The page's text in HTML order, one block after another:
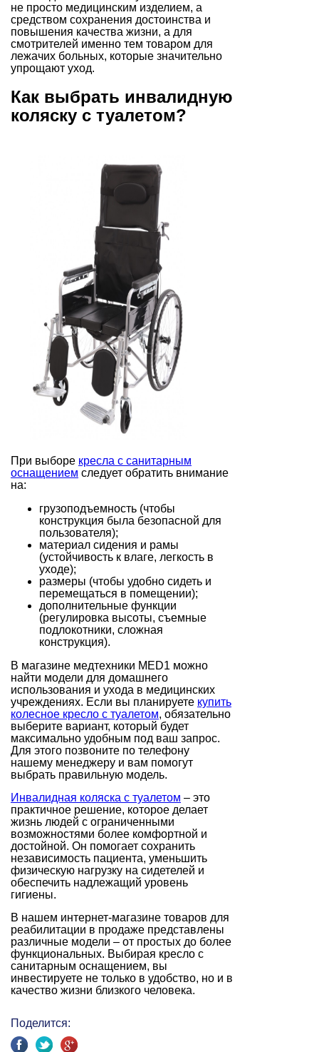
не просто медицинским изделием, а
средством сохранения достоинства и
повышения качества жизни, а для
смотрителей именно тем товаром для
лежачих больных, которые значительно
упрощают уход.
Как выбрать инвалидную
коляску с туалетом?
При выборе кресла с санитарным
оснащением следует обратить внимание
на:
грузоподъемность (чтобы
конструкция была безопасной для
пользователя);
материал сидения и рамы
(устойчивость к влаге, легкость в
уходе);
размеры (чтобы удобно сидеть и
перемещаться в помещении);
дополнительные функции
(регулировка высоты, съемные
подлокотники, сложная
конструкция).
В магазине медтехники MED1 можно
найти модели для домашнего
использования и ухода в медицинских
учреждениях. Если вы планируете купить
колесное кресло с туалетом, обязательно
выберите вариант, который будет
максимально удобным под ваш запрос.
Для этого позвоните по телефону
нашему менеджеру и вам помогут
выбрать правильную модель.
Инвалидная коляска с туалетом – это
практичное решение, которое делает
жизнь людей с ограниченными
возможностями более комфортной и
достойной. Он помогает сохранить
независимость пациента, уменьшить
физическую нагрузку на сидетелей и
обеспечить надлежащий уровень
гигиены.
В нашем интернет-магазине товаров для
реабилитации в продаже представлены
различные модели – от простых до более
функциональных. Выбирая кресло с
санитарным оснащением, вы
инвестируете не только в удобство, но и в
качество жизни близкого человека.
Поделится: